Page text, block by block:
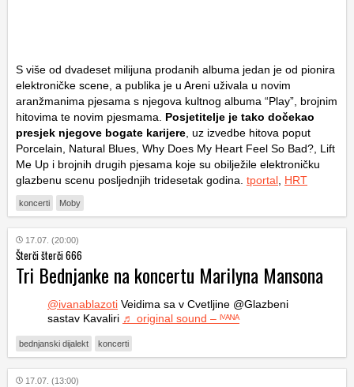
S više od dvadeset milijuna prodanih albuma jedan je od pionira
elektroničke scene, a publika je u Areni uživala u novim
aranžmanima pjesama s njegova kultnog albuma “Play”, brojnim
hitovima te novim pjesmama. Posjetitelje je tako dočekao
presjek njegove bogate karijere , uz izvedbe hitova poput
Porcelain, Natural Blues, Why Does My Heart Feel So Bad?, Lift
Me Up i brojnih drugih pjesama koje su obilježile elektroničku
glazbenu scenu posljednjih tridesetak godina. tportal HRT
koncerti Moby
17.07. (20:00)
Šterči šterči 666
Tri Bednjanke na koncertu Marilyna Mansona
@ivanablazoti Veidima sa v Cvetljine @Glazbeni
sastav Kavaliri ♬ original sound – ᴵⱽᴬᴺᴬ
bednjanski dijalekt koncerti
17.07. (13:00)